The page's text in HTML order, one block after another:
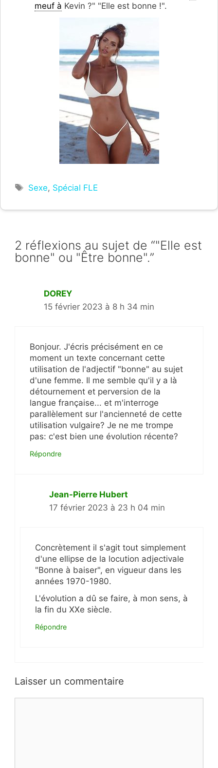
meuf à Kevin ?" "Elle est bonne !".
Étiquettes
Sexe, Spécial FLE
2 réflexions au sujet de “"Elle est
bonne" ou "Être bonne".”
DOREY
15 février 2023 à 8 h 34 min
Bonjour. J'écris précisément en ce
moment un texte concernant cette
utilisation de l'adjectif "bonne" au sujet
d'une femme. Il me semble qu'il y a là
détournement et perversion de la
langue française... et m'interroge
parallèlement sur l'ancienneté de cette
utilisation vulgaire? Je ne me trompe
pas: c'est bien une évolution récente?
Répondre
Jean-Pierre Hubert
17 février 2023 à 23 h 04 min
Concrètement il s'agit tout simplement
d'une ellipse de la locution adjectivale
"Bonne à baiser", en vigueur dans les
années 1970-1980.
L'évolution a dû se faire, à mon sens, à
la fin du XXe siècle.
Répondre
Laisser un commentaire